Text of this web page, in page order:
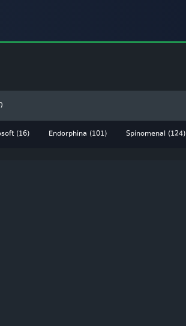
(16) Endorphina (101) Spinomenal (124)